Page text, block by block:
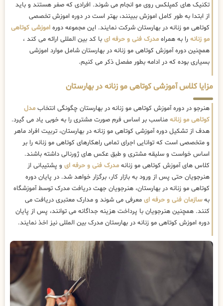
تکنیک های کمپلکس روی مو انجام می شوند. افرادی که صفر هستند و باید
از ابتدا به طور کامل اموزش ببینند، بهتر است در دوره اموزش تخصصی
کوتاهی مو زنانه در بهارستان شرکت نمایند. این مجموعه دوره اموزشی کوتاهی
مو زنانه را به همراه مدرک فنی و حرفه ای با کد بین المللی ارائه می کند ،
همچنین دوره آموزش کوتاهی مو زنانه در بهارستان شامل موارد اموزشی
بسیاری بوده که در ادامه بطور مفصل ذکر می کنیم.
مزایا کلاس آموزشی کوتاهی مو زنانه در بهارستان
هنرجو در دوره آموزش کوتاهی مو زنانه در بهارستان چگونگی انتخاب مدل
کوتاهی مو زنانه مناسب بر اساس فرم صورت مشتری را به خوبی یاد می گیرد.
هدف از تشکیل دوره آموزشی کوتاهی مو زنانه در بهارستان، تربیت افراد ماهر
و متخصصی است که توانایی اجرای تمامی راهکارهای کوتاهی مو زنانه را بر
اساس خواست و سلیقه مشتری و طبق عکس های ژورنالی داشته باشند.
کلاس های آموزش کوتاهی مو زنانه مدرک فنی و حرفه ای و پشتیبانی از
هنرجویان حتی پس از ورود به بازار کار، برگزار خواهد شد. در پایان دوره
کوتاهی مو زنانه در بهارستان، هنرجویان جهت دریافت مدرک توسط آموزشگاه
بهسازمان فنی و حرفه ای معرفی می شوند و مدارک معتبری دریافت می
کنند. همچنین هنرجویان با پرداخت هزینه جداگانه می توانند، پس از پایان
دوره اموزش کوتاهی مو زنانه در بهارستان مدرک بین المللی نیز اخذ نمایند.